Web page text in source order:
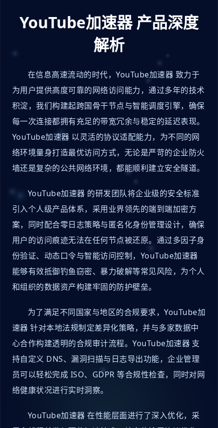
YouTube加速器 产品深度
解析
在信息高速流动的时代，YouTube加速器 致力于
为用户提供高度可靠的网络访问能力，通过多年的技术
积淀，我们构建起跨国骨干节点与智能调度引擎，确保
每一次连接都拥有充足的带宽冗余与稳定的延迟表现。
YouTube加速器 以灵活的协议适配能力，为不同的网
络环境量身打造最优访问方式，无论是严苛的企业防火
墙还是复杂的公共网络环境，都能顺利建立安全隧道。
YouTube加速器 的研发团队将企业级的安全标准
引入个人级产品体系，采用业界领先的端到端加密方
案，同时配合零日志策略与匿名化身份管理设计，确保
用户的访问痕迹无法在任何节点被还原。通过多因子身
份验证、动态口令与智能访问控制，YouTube加速器
能够有效抵御钓鱼窃密、暴力破解等常见风险，为个人
和组织的数据资产构建牢固的防护壁垒。
为了满足不同国家与地区的合规要求，YouTube加
速器 针对本地法规制定差异化策略，并与多家数据中
心合作构建透明的合规审计流程。YouTube加速器 支
持自定义 DNS、漏洞扫描与日志导出功能，企业管理
员可以轻松完成 ISO、GDPR 等合规性检查，同时对网
络健康状况进行实时洞察。
YouTube加速器 在性能层面进行了深入优化，采